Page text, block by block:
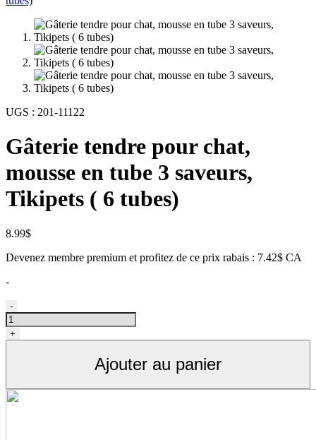
UGS : 201-11122
Gâterie tendre pour chat,
mousse en tube 3 saveurs,
Tikipets ( 6 tubes)
8.99$
Devenez membre premium et profitez de ce prix rabais : 7.42$ CA
-
quantité
de
Gâterie
tendre
en
-
+
Ajouter au panier